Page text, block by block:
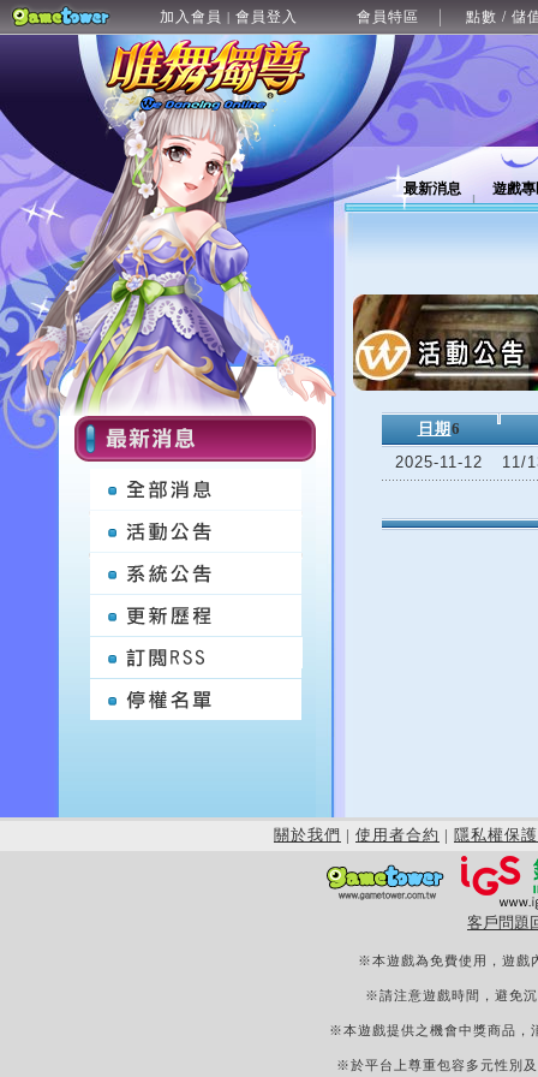
加入會員 | 會員登入 會員特區 點數 / 儲
最新消息 遊戲
日期 6
2025-11-12
11/
關於我們 | 使用者合約 | 隱私權保護
客戶問題
※本遊戲為免費使用，遊戲
※請注意遊戲時間，避免
※本遊戲提供之機會中獎商品，
※於平台上尊重包容多元性別